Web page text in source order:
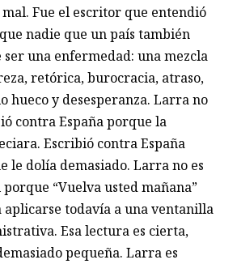
mal. Fue el escritor que entendió
nadie que un país también
ser una enfermedad: una mezcla
retórica, burocracia, atraso,
hueco y desesperanza. Larra no
contra España porque la
Escribió contra España
le dolía demasiado. Larra no es
porque “Vuelva usted mañana”
aplicarse todavía a una ventanilla
Esa lectura es cierta,
pequeña. Larra es